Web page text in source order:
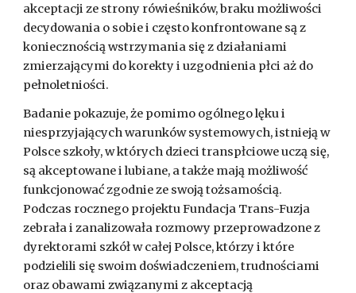
akceptacji ze strony rówieśników, braku możliwości
decydowania o sobie i często konfrontowane są z
koniecznością wstrzymania się z działaniami
zmierzającymi do korekty i uzgodnienia płci aż do
pełnoletniości.
Badanie pokazuje, że pomimo ogólnego lęku i
niesprzyjających warunków systemowych, istnieją w
Polsce szkoły, w których dzieci transpłciowe uczą się,
są akceptowane i lubiane, a także mają możliwość
funkcjonować zgodnie ze swoją tożsamością.
Podczas rocznego projektu Fundacja Trans-Fuzja
zebrała i zanalizowała rozmowy przeprowadzone z
dyrektorami szkół w całej Polsce, którzy i które
podzielili się swoim doświadczeniem, trudnościami
oraz obawami związanymi z akceptacją